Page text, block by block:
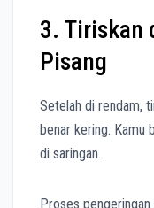
3. Tiriskan
Pisang
Setelah di rendam,
benar kering. Kamu
di saringan.
Proses